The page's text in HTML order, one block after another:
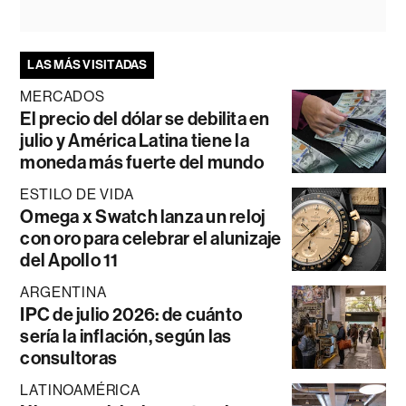
LAS MÁS VISITADAS
MERCADOS
El precio del dólar se debilita en
julio y América Latina tiene la
moneda más fuerte del mundo
ESTILO DE VIDA
Omega x Swatch lanza un reloj
con oro para celebrar el alunizaje
del Apollo 11
ARGENTINA
IPC de julio 2026: de cuánto
sería la inflación, según las
consultoras
LATINOAMÉRICA